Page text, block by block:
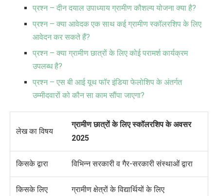
प्रश्न – दीन दयाल उपाध्याय ग्रामीण कौशल्य योजना क्या है?
प्रश्न – क्या आवेदक एक साथ कई ग्रामीण स्कॉलरशिप के लिए
आवेदन कर सकते हैं?
प्रश्न – क्या ग्रामीण छात्रों के लिए कोई परामर्श कार्यक्रम
उपलब्ध है?
प्रश्न – एस बी आई यूथ फॉर इंडिया फेलोशिप के अंतर्गत
उम्मीदवारों को कौन सा काम सौंपा जाएगा?
लेख का विषय
ग्रामीण छात्रों के लिए स्कॉलरशिप के अवसर
2025
किसके द्वारा विभिन्न सरकारी व गैर-सरकारी संस्थाओं द्वारा
किसके लिए ग्रामीण क्षेत्रों के विद्यार्थियों के लिए